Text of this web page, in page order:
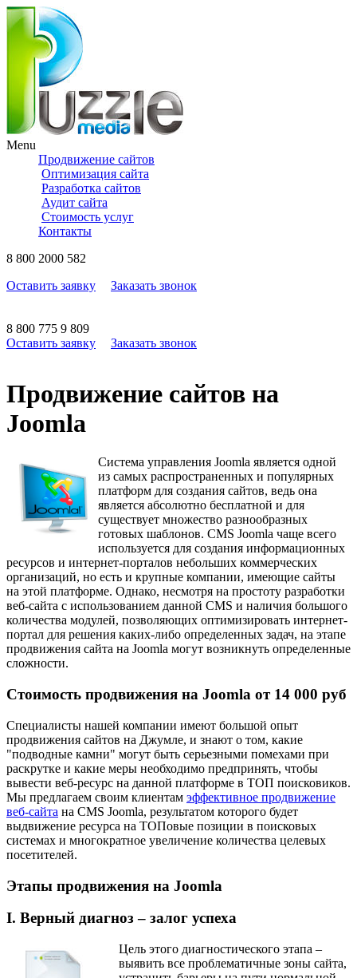
Menu
Продвижение сайтов
Оптимизация сайта
Разработка сайтов
Аудит сайта
Стоимость услуг
Контакты
8 800 2000 582
Оставить заявку
Заказать звонок
8 800 775 9 809
Оставить заявку
Заказать звонок
Продвижение сайтов на
Joomla
Система управления Joomla является одной
из самых распространенных и популярных
платформ для создания сайтов, ведь она
является абсолютно бесплатной и для
существует множество разнообразных
готовых шаблонов. CMS Joomla чаще всего
используется для создания информационных
ресурсов и интернет-порталов небольших коммерческих
организаций, но есть и крупные компании, имеющие сайты
на этой платформе. Однако, несмотря на простоту разработки
веб-сайта с использованием данной CMS и наличия большого
количества модулей, позволяющих оптимизировать интернет-
портал для решения каких-либо определенных задач, на этапе
продвижения сайта на Joomla могут возникнуть определенные
сложности.
Стоимость продвижения на Joomla от 14 000 руб
Специалисты нашей компании имеют большой опыт
продвижения сайтов на Джумле, и знают о том, какие
"подводные камни" могут быть серьезными помехами при
раскрутке и какие меры необходимо предпринять, чтобы
вывести веб-ресурс на данной платформе в ТОП поисковиков.
Мы предлагаем своим клиентам эффективное продвижение
веб-сайта на CMS Joomla, результатом которого будет
выдвижение ресурса на ТОПовые позиции в поисковых
системах и многократное увеличение количества целевых
посетителей.
Этапы продвижения на Joomla
I. Верный диагноз – залог успеха
Цель этого диагностического этапа –
выявить все проблематичные зоны сайта,